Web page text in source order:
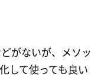
がないが、メソッ
して使っても良い